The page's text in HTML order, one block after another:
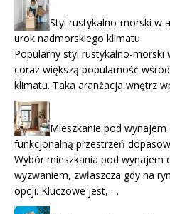
Styl rustykalno-morski w
urok nadmorskiego klimatu
Popularny styl rustykalno-morski
coraz większą popularność
klimatu. Taka aranżacja wnętrz
Mieszkanie pod wynajem
funkcjonalną przestrzeń
Wybór mieszkania pod wynajem
wyzwaniem, zwłaszcza gdy na
opcji. Kluczowe jest, …